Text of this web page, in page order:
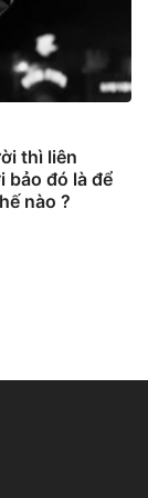
thì liên
bảo đó là để
nào ?